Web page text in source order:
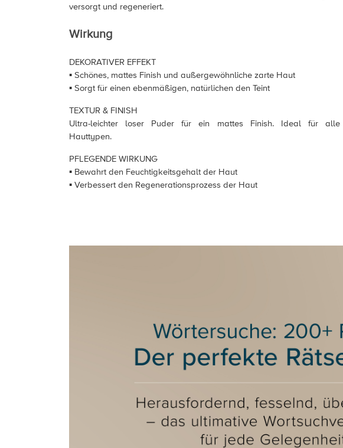
versorgt und regeneriert.
Wirkung
DEKORATIVER EFFEKT
▪ Schönes, mattes Finish und außergewöhnliche zarte Haut
▪ Sorgt für einen ebenmäßigen, natürlichen den Teint
TEXTUR & FINISH
Ultra-leichter loser Puder für ein mattes Finish. Ideal für alle
Hauttypen.
PFLEGENDE WIRKUNG
▪ Bewahrt den Feuchtigkeitsgehalt der Haut
▪ Verbessert den Regenerationsprozess der Haut